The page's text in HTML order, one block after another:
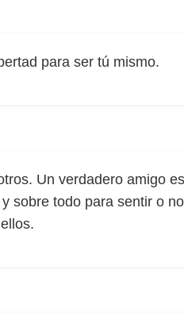
para ser tú mismo.
Un verdadero amigo
sobre todo para sentir o